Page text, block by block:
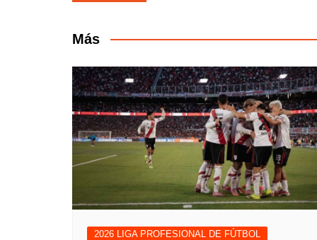
de
entradas
Más
2026 LIGA PROFESIONAL DE FÚTBOL